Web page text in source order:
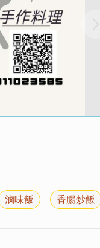
滷味飯 香腸炒飯